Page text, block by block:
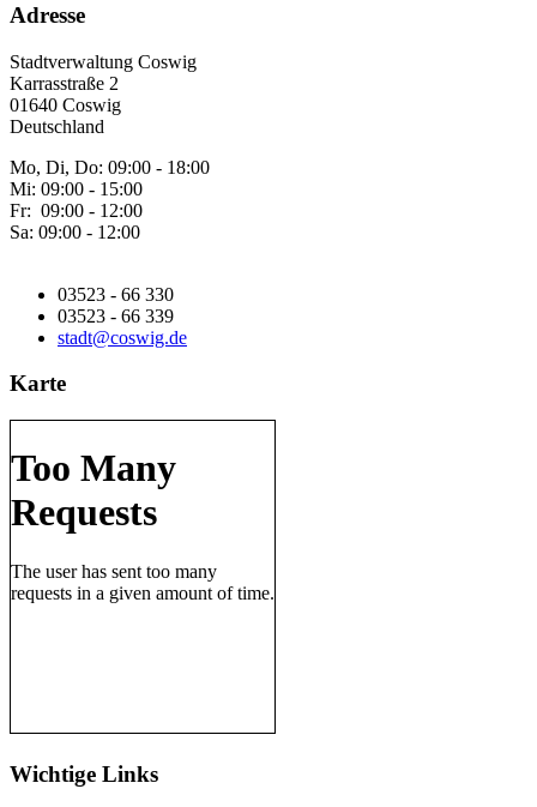
Adresse
Stadtverwaltung Coswig
Karrasstraße 2
01640 Coswig
Deutschland
Mo, Di, Do: 09:00 - 18:00
Mi: 09:00 - 15:00
Fr: 09:00 - 12:00
Sa: 09:00 - 12:00
03523 - 66 330
03523 - 66 339
stadt@coswig.de
Karte
Wichtige Links